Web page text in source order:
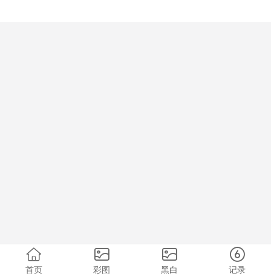
首页 彩图 黑白 记录